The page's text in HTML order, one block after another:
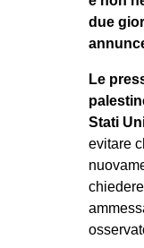
due
Le
Stati
evitare